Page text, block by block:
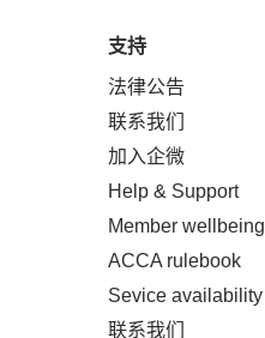
支持
法律公告
联系我们
加入企微
Help & Support
Member wellbeing
ACCA rulebook
Sevice availability
联系我们